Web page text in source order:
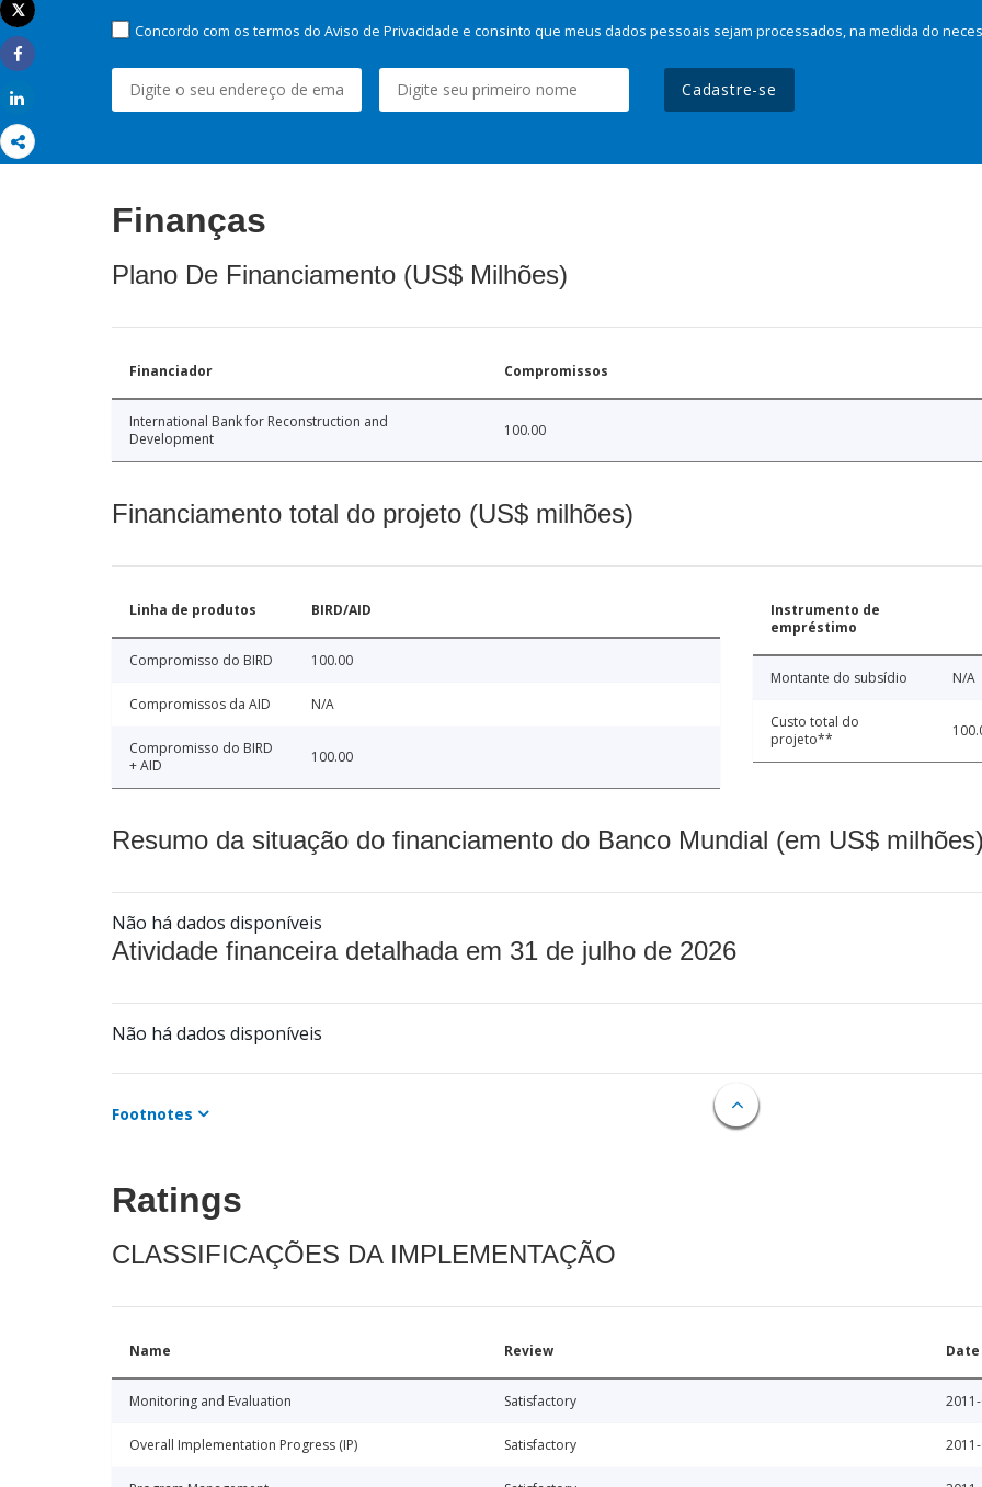
Imprimir
Tweet
Share
Concordo com os termos do Aviso de Privacidade e consinto que meus dados pessoais sejam processados, na medida do
Cadastre-se
Finanças
Plano De Financiamento (US$ Milhões)
Financiador Compromissos
International Bank for Reconstruction and
Development
100.00
Financiamento total do projeto (US$ milhões)
Linha de produtos BIRD/AID
Compromisso do BIRD 100.00
Compromissos da AID N/A
Compromisso do BIRD
+ AID
100.00
Instrumento de
empréstimo
Montante do subsídio N/A
Custo total do
projeto**
Resumo da situação do financiamento do Banco Mundial (em US$
Não há dados disponíveis
Atividade financeira detalhada em 31 de julho de 2026
Não há dados disponíveis
Footnotes
Ratings
CLASSIFICAÇÕES DA IMPLEMENTAÇÃO
Name Review Date
Monitoring and Evaluation Satisfactory
Overall Implementation Progress (IP) Satisfactory